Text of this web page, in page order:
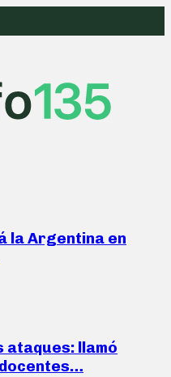
la Argentina en
ataques: llamó